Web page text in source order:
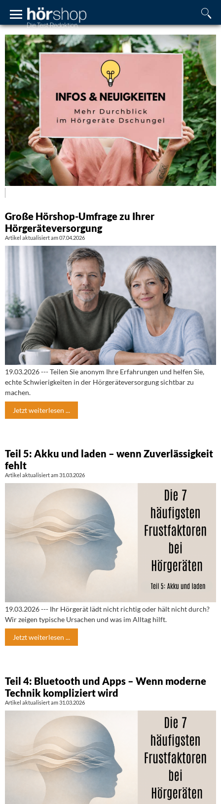
Große Hörshop-Umfrage zu Ihrer
Hörgeräteversorgung
Artikel aktualisiert am 07.04.2026
19.03.2026 --- Teilen Sie anonym Ihre Erfahrungen und helfen Sie,
echte Schwierigkeiten in der Hörgeräteversorgung sichtbar zu
machen.
Jetzt weiterlesen ...
Teil 5: Akku und laden – wenn Zuverlässigkeit
fehlt
Artikel aktualisiert am 31.03.2026
19.03.2026 --- Ihr Hörgerät lädt nicht richtig oder hält nicht durch?
Wir zeigen typische Ursachen und was im Alltag hilft.
Jetzt weiterlesen ...
Teil 4: Bluetooth und Apps – Wenn moderne
Technik kompliziert wird
Artikel aktualisiert am 31.03.2026